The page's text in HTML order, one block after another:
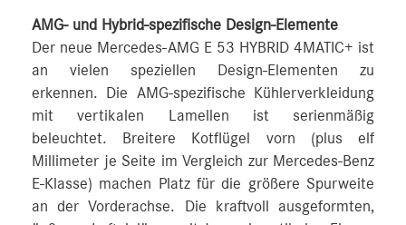
AMG- und Hybrid-spezifische Design-Elemente
Der neue Mercedes-AMG E 53 HYBRID 4MATIC+ ist
an vielen speziellen Design-Elementen zu
erkennen. Die AMG-spezifische Kühlerverkleidung
mit vertikalen Lamellen ist serienmäßig
beleuchtet. Breitere Kotflügel vorn (plus elf
Millimeter je Seite im Vergleich zur Mercedes-Benz
E-Klasse) machen Platz für die größere Spurweite
an der Vorderachse. Die kraftvoll ausgeformten,